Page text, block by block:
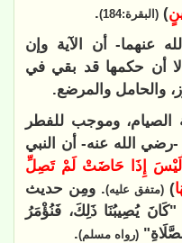
) (البقرة:184)
.
عنهما- أن الآية وإن
أن حكمها قد بقي في
والحامل والمرضع.
وموجب للفطر
الله عنه- أن النبي
إِذَا حَاضَتْ لَمْ تَصِلِّ
) (متفق عليه). ومِن حديث
"كَانَ يُصِيبُنَا ذَلِكَ، فَنُؤْمَرُ
" (رواه مسلم).